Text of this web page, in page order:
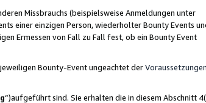
Missbrauchs (beispielsweise Anmeldungen unter
einer einzigen Person, wiederholter Bounty Events
Ermessen von Fall zu Fall fest, ob ein Bounty Event
Bounty-Event ungeachtet der
“)aufgeführt sind. Sie erhalten die in diesem Abschnitt